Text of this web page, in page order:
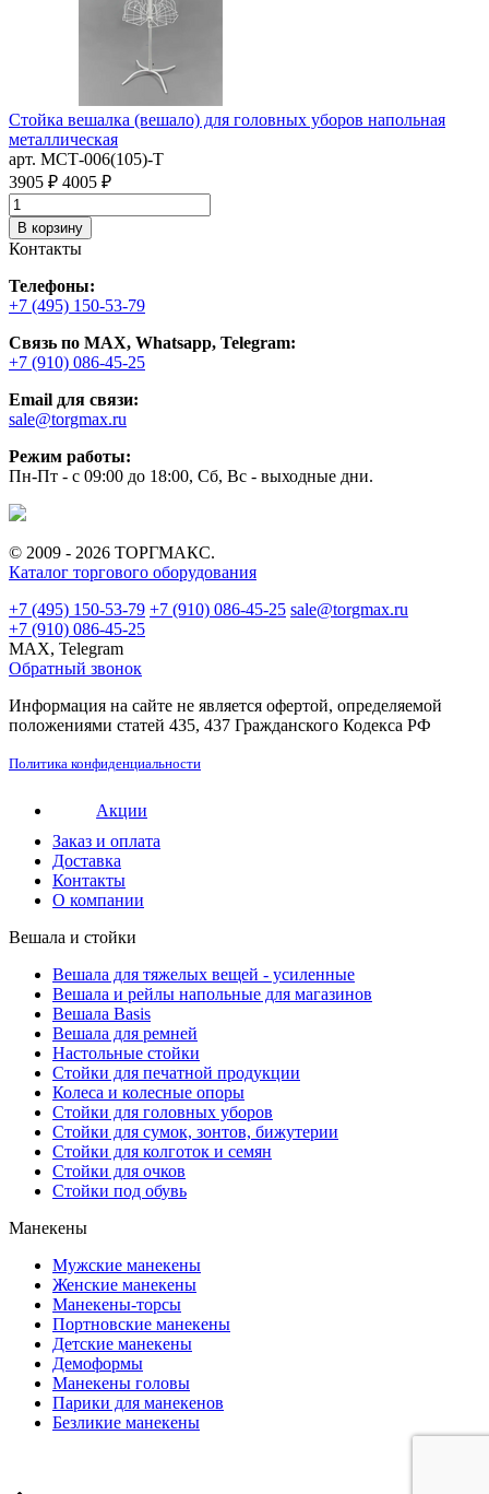
Стойка вешалка (вешало) для головных уборов напольная
металлическая
арт. MСТ-006(105)-Т
3905 ₽ 4005 ₽
В корзину
Контакты
Телефоны:
+7 (495) 150-53-79
Связь по MAX, Whatsapp, Telegram:
+7 (910) 086-45-25
Email для связи:
sale@torgmax.ru
Режим работы:
Пн-Пт - с 09:00 до 18:00, Сб, Вс - выходные дни.
© 2009 - 2026 ТОРГМАКС.
Каталог торгового оборудования
+7 (495) 150-53-79 +7 (910) 086-45-25 sale@torgmax.ru
+7 (910) 086-45-25
MAX, Telegram
Обратный звонок
Информация на сайте не является офертой, определяемой
положениями статей 435, 437 Гражданского Кодекса РФ
Политика конфиденциальности
Акции
Заказ и оплата
Доставка
Контакты
О компании
Вешала и стойки
Вешала для тяжелых вещей - усиленные
Вешала и рейлы напольные для магазинов
Вешала Basis
Вешала для ремней
Настольные стойки
Стойки для печатной продукции
Колеса и колесные опоры
Стойки для головных уборов
Стойки для сумок, зонтов, бижутерии
Стойки для колготок и семян
Стойки для очков
Стойки под обувь
Манекены
Мужские манекены
Женские манекены
Манекены-торсы
Портновские манекены
Детские манекены
Демоформы
Манекены головы
Парики для манекенов
Безликие манекены